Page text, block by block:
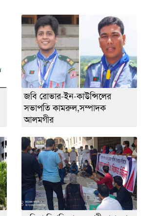
জবি রোভার-ইন-কাউন্সিলের
সভাপতি কামরুল,সম্পাদক
আলমগীর